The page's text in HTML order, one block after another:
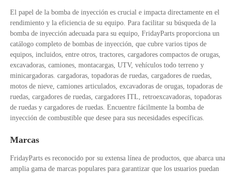
El papel de la bomba de inyección es crucial e impacta directamente en el
rendimiento y la eficiencia de su equipo. Para facilitar su búsqueda de la
bomba de inyección adecuada para su equipo, FridayParts proporciona un
catálogo completo de bombas de inyección, que cubre varios tipos de
equipos, incluidos, entre otros, tractores, cargadores compactos de orugas,
excavadoras, camiones, montacargas, UTV, vehículos todo terreno y
minicargadoras. cargadoras, topadoras de ruedas, cargadores de ruedas,
motos de nieve, camiones articulados, excavadoras de orugas, topadoras de
ruedas, cargadores de ruedas, cargadores ITL, retroexcavadoras, topadoras
de ruedas y cargadores de ruedas. Encuentre fácilmente la bomba de
inyección de combustible que desee para sus necesidades específicas.
Marcas
FridayParts es reconocido por su extensa línea de productos, que abarca una
amplia gama de marcas populares para garantizar que los usuarios puedan